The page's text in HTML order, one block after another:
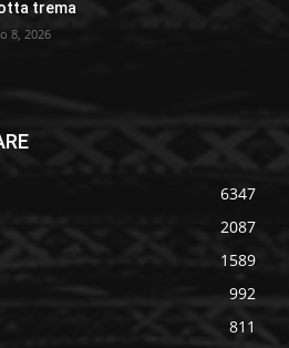
trema
8, 2026
6347
2087
1589
992
811